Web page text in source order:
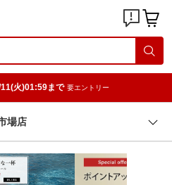
火)01:59まで 要エントリー
場店